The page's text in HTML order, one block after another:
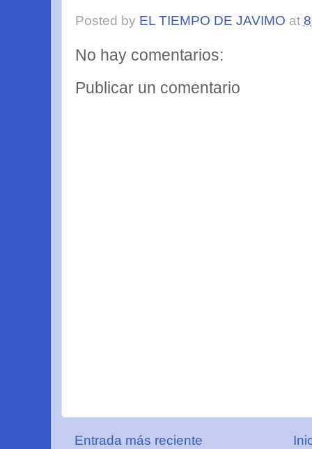
Posted by EL TIEMPO DE JAVIMO at
No hay comentarios:
Publicar un comentario
Entrada más reciente